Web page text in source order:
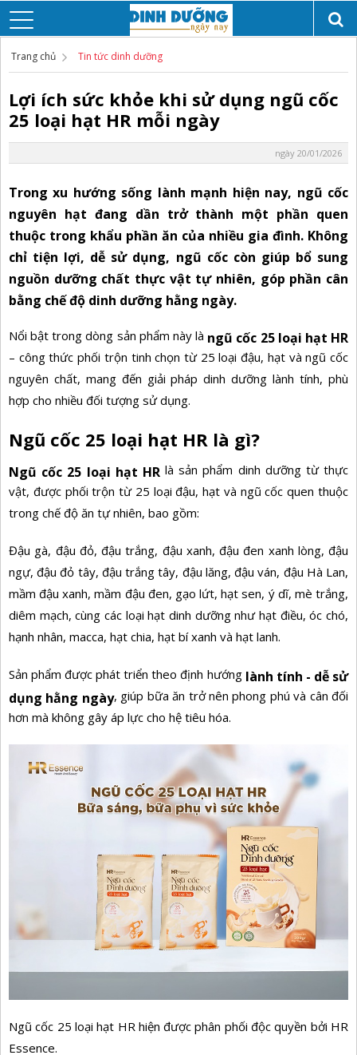
Trang chủ Tin tức dinh dưỡng
Lợi ích sức khỏe khi sử dụng ngũ cốc
25 loại hạt HR mỗi ngày
ngày 20/01/2026
Trong xu hướng sống lành mạnh hiện nay, ngũ cốc
nguyên hạt đang dần trở thành một phần quen
thuộc trong khẩu phần ăn của nhiều gia đình. Không
chỉ tiện lợi, dễ sử dụng, ngũ cốc còn giúp bổ sung
nguồn dưỡng chất thực vật tự nhiên, góp phần cân
bằng chế độ dinh dưỡng hằng ngày.
Nổi bật trong dòng sản phẩm này là ngũ cốc 25 loại hạt HR
– công thức phối trộn tinh chọn từ 25 loại đậu, hạt và ngũ cốc
nguyên chất, mang đến giải pháp dinh dưỡng lành tính, phù
hợp cho nhiều đối tượng sử dụng.
Ngũ cốc 25 loại hạt HR là gì?
Ngũ cốc 25 loại hạt HR là sản phẩm dinh dưỡng từ thực
vật, được phối trộn từ 25 loại đậu, hạt và ngũ cốc quen thuộc
trong chế độ ăn tự nhiên, bao gồm:
Đậu gà, đậu đỏ, đậu trắng, đậu xanh, đậu đen xanh lòng, đậu
ngự, đậu đỏ tây, đậu trắng tây, đậu lăng, đậu ván, đậu Hà Lan,
mầm đậu xanh, mầm đậu đen, gạo lứt, hạt sen, ý dĩ, mè trắng,
diêm mạch, cùng các loại hạt dinh dưỡng như hạt điều, óc chó,
hạnh nhân, macca, hạt chia, hạt bí xanh và hạt lanh.
Sản phẩm được phát triển theo định hướng lành tính - dễ sử
dụng hằng ngày, giúp bữa ăn trở nên phong phú và cân đối
hơn mà không gây áp lực cho hệ tiêu hóa.
Ngũ cốc 25 loại hạt HR hiện được phân phối độc quyền bởi HR
Essence.